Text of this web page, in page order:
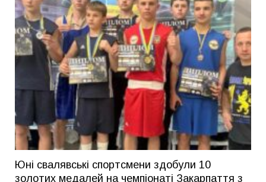
Юні свалявські спортсмени здобули 10
золотих медалей на чемпіонаті Закарпаття з